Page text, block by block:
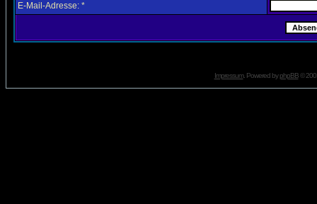
E-Mail-Adresse: *
Impressum. Powered byphpBB©